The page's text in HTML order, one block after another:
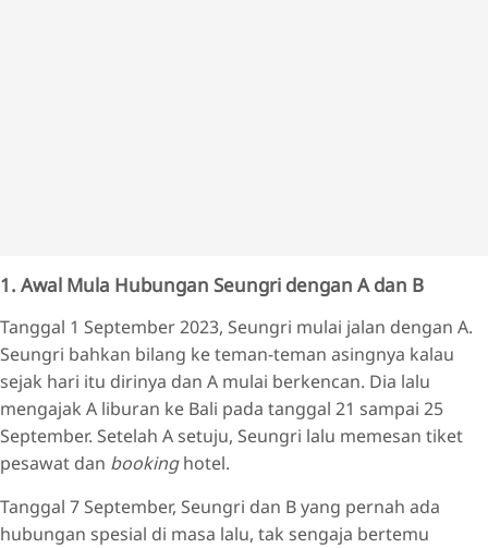
1. Awal Mula Hubungan Seungri dengan A dan B
Tanggal 1 September 2023, Seungri mulai jalan dengan A.
Seungri bahkan bilang ke teman-teman asingnya kalau
sejak hari itu dirinya dan A mulai berkencan. Dia lalu
mengajak A liburan ke Bali pada tanggal 21 sampai 25
September. Setelah A setuju, Seungri lalu memesan tiket
pesawat dan bookinghotel.
Tanggal 7 September, Seungri dan B yang pernah ada
hubungan spesial di masa lalu, tak sengaja bertemu